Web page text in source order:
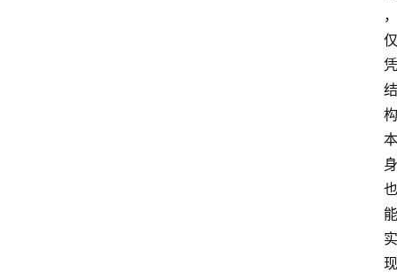
，
仅
凭
结
构
本
身
也
能
实
现‌